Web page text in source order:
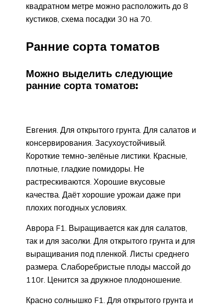
квадратном метре можно расположить до 8
кустиков, схема посадки 30 на 70.
Ранние сорта томатов
Можно выделить следующие
ранние сорта томатов:
Евгения. Для открытого грунта. Для салатов и
консервирования. Засухоустойчивый.
Короткие темно-зелёные листики. Красные,
плотные, гладкие помидоры. Не
растрескиваются. Хорошие вкусовые
качества. Даёт хорошие урожаи даже при
плохих погодных условиях.
Аврора F1. Выращивается как для салатов,
так и для засолки. Для открытого грунта и для
выращивания под пленкой. Листы среднего
размера. Слаборебристые плоды массой до
110г. Ценится за дружное плодоношение.
Красно солнышко F1. Для открытого грунта и